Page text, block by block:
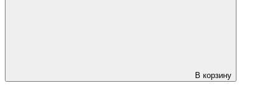
В корзину